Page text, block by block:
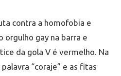
contra a homofobia e
orgulho gay na barra e
da gola V é vermelho. Na
“coraje” e as fitas